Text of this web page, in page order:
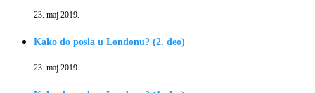
23. maj 2019.
Kako do posla u Londonu? (2. deo)
23. maj 2019.